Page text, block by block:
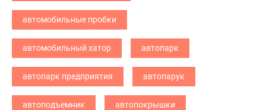
автомобильные пробки
автомобильный хатор автопарк
автопарк предприятия автопарук
автоподъемник автопокрышки